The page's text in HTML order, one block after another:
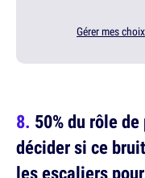
Gérer mes choix
50% du rôle
décider si ce